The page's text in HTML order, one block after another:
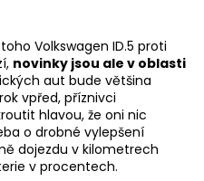
Volkswagen ID.5 proti
novinky jsou ale v oblasti
aut bude většina
vpřed, příznivci
hlavou, že oni nic
o drobné vylepšení
dojezdu v kilometrech
v procentech.